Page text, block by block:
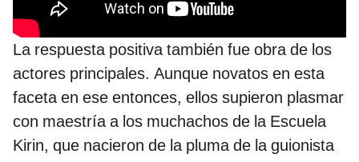
La respuesta positiva también fue obra de los
actores principales. Aunque novatos en esta
faceta en ese entonces, ellos supieron plasmar
con maestría a los muchachos de la Escuela
Kirin, que nacieron de la pluma de la guionista